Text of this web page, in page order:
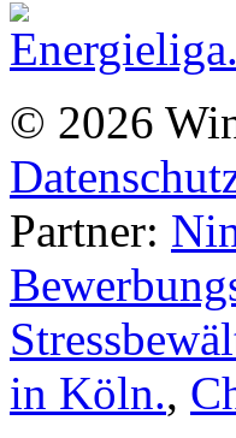
© 2026
Partner:
in Köln.,